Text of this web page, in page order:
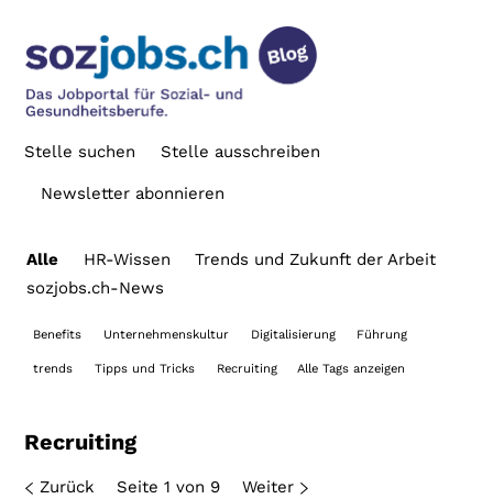
Stelle ausschreiben
Stelle suchen
Newsletter abonnieren
Alle HR-Wissen
Trends und Zukunft der Arbeit
sozjobs.ch-News
Benefits Unternehmenskultur Digitalisierung Führung
trends Tipps und Tricks Recruiting Alle Tags anzeigen
Recruiting
Zurück Seite 1 von 9 Weiter